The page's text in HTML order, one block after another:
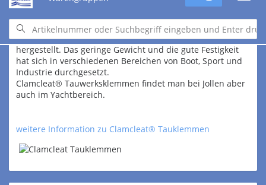
Clamcleat®
sind Tauklemmen der Englischen Firma Clamcleat®
Limited. Diese Klemmen sind aus Aluminium oder Nylon
hergestellt. Das geringe Gewicht und die gute Festigkeit
hat sich in verschiedenen Bereichen von Boot, Sport und
Industrie durchgesetzt.
Clamcleat® Tauwerksklemmen findet man bei Jollen aber
auch im Yachtbereich.
weitere Information zu Clamcleat® Tauklemmen